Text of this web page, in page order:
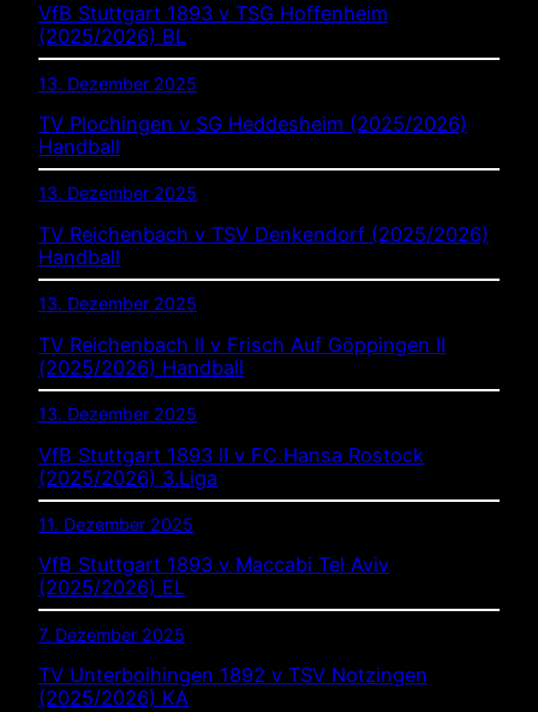
VfB Stuttgart 1893 v TSG Hoffenheim
(2025/2026) BL
13. Dezember 2025
TV Plochingen v SG Heddesheim (2025/2026)
Handball
13. Dezember 2025
TV Reichenbach v TSV Denkendorf (2025/2026)
Handball
13. Dezember 2025
TV Reichenbach II v Frisch Auf Göppingen II
(2025/2026) Handball
13. Dezember 2025
VfB Stuttgart 1893 II v FC Hansa Rostock
(2025/2026) 3.Liga
11. Dezember 2025
VfB Stuttgart 1893 v Maccabi Tel Aviv
(2025/2026) EL
7. Dezember 2025
TV Unterboihingen 1892 v TSV Notzingen
(2025/2026) KA